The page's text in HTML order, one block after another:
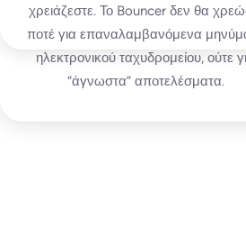
χρειάζεστε. Το Bouncer δεν θα
ποτέ για επαναλαμβανόμενα
ηλεκτρονικού ταχυδρομείου, ούτε
“άγνωστα” αποτελέσματα.